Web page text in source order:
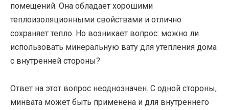
помещений. Она обладает хорошими
теплоизоляционными свойствами и отлично
сохраняет тепло. Но возникает вопрос: можно ли
использовать минеральную вату для утепления дома
с внутренней стороны?
Ответ на этот вопрос неоднозначен. С одной стороны,
минвата может быть применена и для внутреннего